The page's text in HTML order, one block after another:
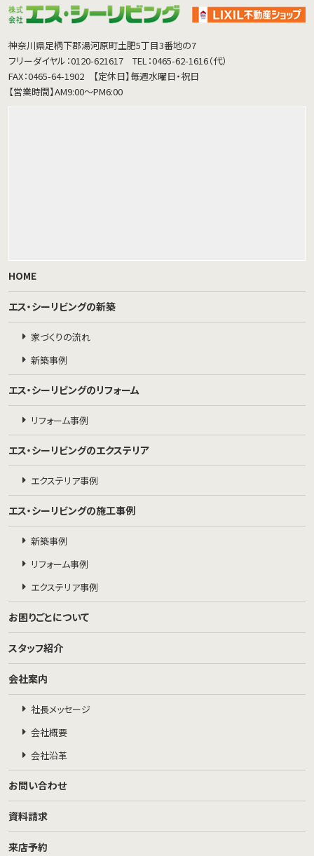
神奈川県足柄下郡湯河原町土肥5丁目3番地の7
フリーダイヤル：0120-621617
TEL：0465-62-1616（代）
FAX：0465-64-1902
【定休日】毎週水曜日・祝日
【営業時間】AM9:00～PM6:00
HOME
エス・シーリビングの新築
家づくりの流れ
新築事例
エス・シーリビングのリフォーム
リフォーム事例
エス・シーリビングのエクステリア
エクステリア事例
エス・シーリビングの施工事例
新築事例
リフォーム事例
エクステリア事例
お困りごとについて
スタッフ紹介
会社案内
社長メッセージ
会社概要
会社沿革
お問い合わせ
資料請求
来店予約